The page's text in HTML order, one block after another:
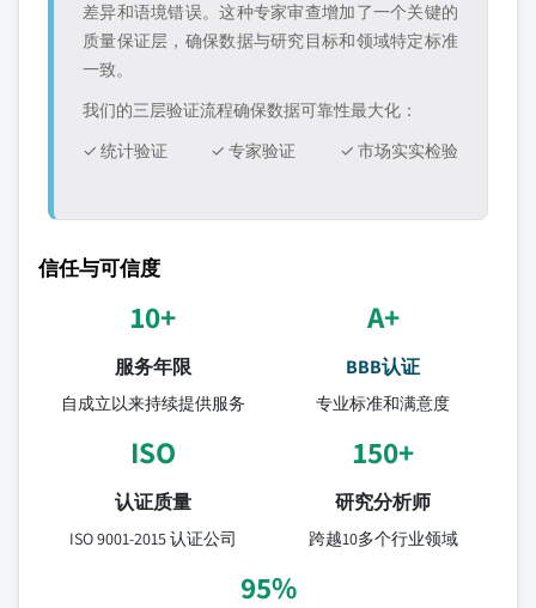
差异和语境错误。这种专家审查增加了一个关键的
质量保证层，确保数据与研究目标和领域特定标准
一致。
我们的三层验证流程确保数据可靠性最大化：
✓ 统计验证
✓ 专家验证 ✓ 市场实实检验
信任与可信度
10+
服务年限
自成立以来持续提供服务
A+
BBB认证
专业标准和满意度
ISO
认证质量
ISO 9001-2015 认证公司
150+
研究分析师
跨越10多个行业领域
95%